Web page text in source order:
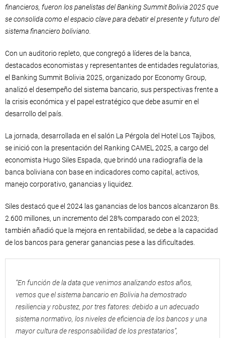
financieros, fueron los panelistas del Banking Summit Bolivia 2025 que
se consolida como el espacio clave para debatir el presente y futuro del
sistema financiero boliviano.
Con un auditorio repleto, que congregó a líderes de la banca,
destacados economistas y representantes de entidades regulatorias,
el Banking Summit Bolivia 2025, organizado por Economy Group,
analizó el desempeño del sistema bancario, sus perspectivas frente a
la crisis económica y el papel estratégico que debe asumir en el
desarrollo del país.
La jornada, desarrollada en el salón La Pérgola del Hotel Los Tajibos,
se inició con la presentación del Ranking CAMEL 2025, a cargo del
economista Hugo Siles Espada, que brindó una radiografía de la
banca boliviana con base en indicadores como capital, activos,
manejo corporativo, ganancias y liquidez.
Siles destacó que el 2024 las ganancias de los bancos alcanzaron Bs.
2.600 millones, un incremento del 28% comparado con el 2023;
también añadió que la mejora en rentabilidad, se debe a la capacidad
de los bancos para generar ganancias pese a las dificultades.
“En función de la data que venimos analizando estos años,
vemos que el sistema bancario en Bolivia ha demostrado
resiliencia y robustez, por tres fatores: debido a un adecuado
sistema normativo, los niveles de eficiencia de los bancos y una
mayor cultura de responsabilidad de los prestatarios”,